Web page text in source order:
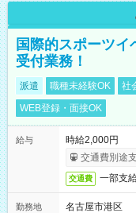
国際的スポーツ
受付業務！
派遣 職種未経験OK 社
WEB登録・面接OK
給与
時給2,000円
交通費別途
交通費 一部支
勤務地
名古屋市港区